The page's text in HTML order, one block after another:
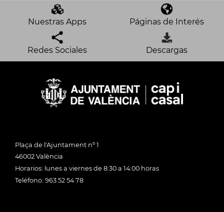
Nuestras Apps Páginas de Interés
Redes Sociales Descargas
Plaça de l'Ajuntament nº 1
46002 València
Horarios: lunes a viernes de 8:30 a 14:00 horas
Teléfono: 963 52 54 78